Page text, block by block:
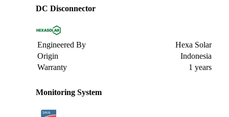
DC Disconnector
Engineered By
Hexa Solar
Origin
Indonesia
Warranty
1 years
Monitoring System